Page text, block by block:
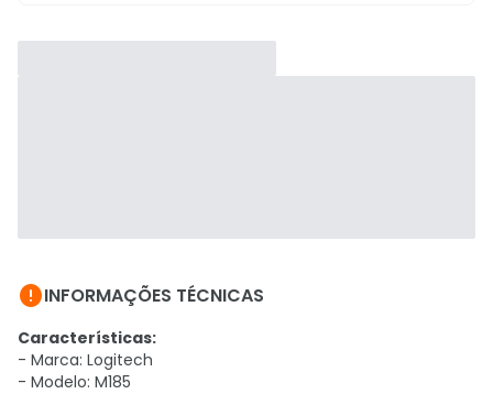
INFORMAÇÕES TÉCNICAS
Características:
- Marca: Logitech
- Modelo: M185